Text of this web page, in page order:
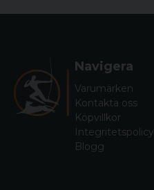
Navigera
Varumärken
Kontakta oss
Köpvillkor
Integritetspolicy
Blogg